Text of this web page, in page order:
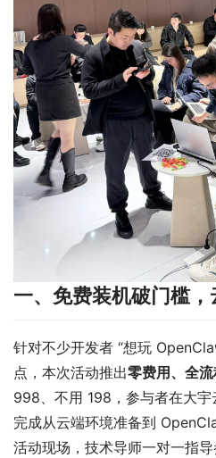
一、免费装机破门槛
针对不少开发者 “想玩
点，本次活动推出零费用、全
998、不用 198，参与者在大
完成从云端环境准备到
活动现场，技术导师一对一指